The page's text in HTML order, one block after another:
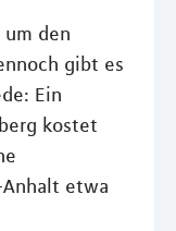
den
gibt es
Ein
kostet
Anhalt etwa